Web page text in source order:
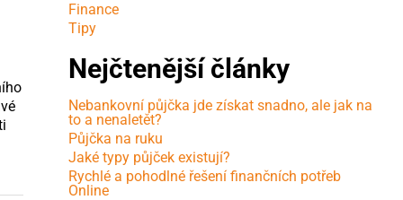
Finance
Tipy
Nejčtenější články
Nebankovní půjčka jde získat snadno, ale jak na
to a nenaletět?
Půjčka na ruku
Jaké typy půjček existují?
Rychlé a pohodlné řešení finančních potřeb
Online